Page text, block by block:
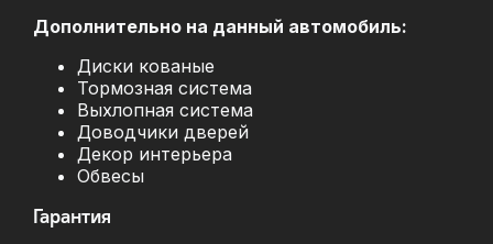
Дополнительно на данный автомобиль:
Диски кованые
Тормозная система
Выхлопная система
Доводчики дверей
Декор интерьера
Обвесы
Гарантия